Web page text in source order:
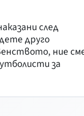
след
друго
ние
за